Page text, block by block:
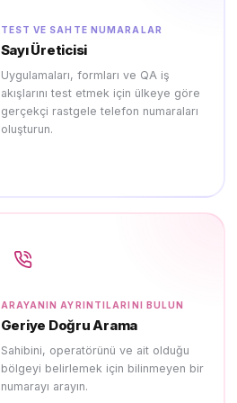
TEST VE SAHTE NUMARALAR
Sayı Üreticisi
Uygulamaları, formları ve QA iş
akışlarını test etmek için ülkeye göre
gerçekçi rastgele telefon numaraları
oluşturun.
ARAYANIN AYRINTILARINI BULUN
Geriye Doğru Arama
Sahibini, operatörünü ve ait olduğu
bölgeyi belirlemek için bilinmeyen bir
numarayı arayın.